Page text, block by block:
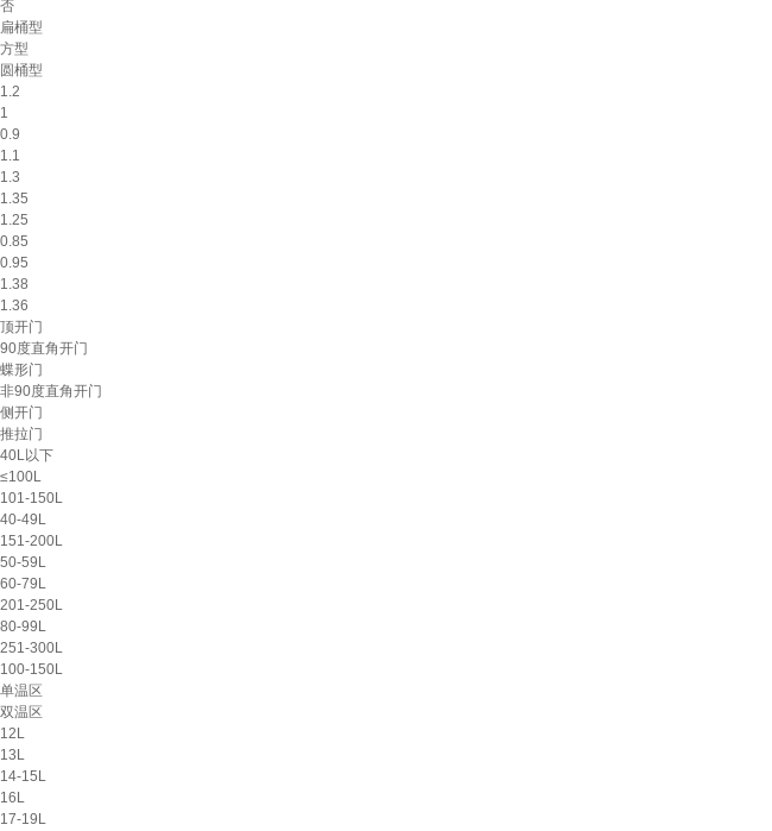
否
扁桶型
方型
圆桶型
1.2
1
0.9
1.1
1.3
1.35
1.25
0.85
0.95
1.38
1.36
顶开门
90度直角开门
蝶形门
非90度直角开门
侧开门
推拉门
40L以下
≤100L
101-150L
40-49L
151-200L
50-59L
60-79L
201-250L
80-99L
251-300L
100-150L
单温区
双温区
12L
13L
14-15L
16L
17-19L